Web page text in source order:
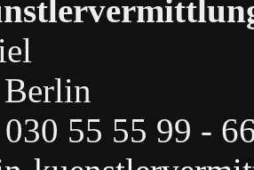
55 55 99 -